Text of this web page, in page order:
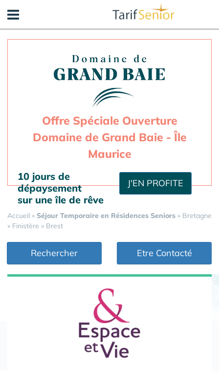
Offre Spéciale Ouverture
Domaine de Grand Baie - Île
Maurice
J'EN PROFITE
10 jours de
dépaysement
sur une île de rêve
Accueil » Séjour Temporaire en Résidences Seniors » Bretagne
» Finistère » Brest
Rechercher Etre Contacté